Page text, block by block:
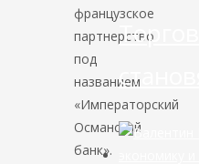
французское
партнерство
под
названием
«Императорский
Османский
банк».